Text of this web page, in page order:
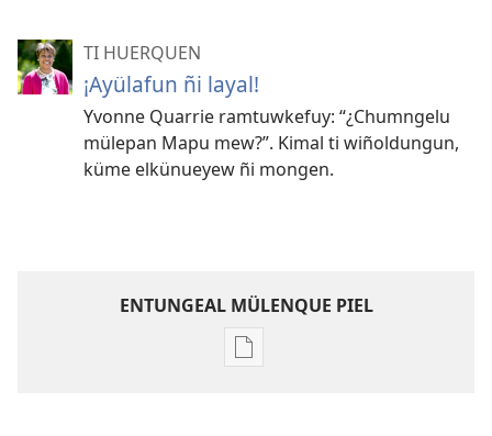
TI HUERQUEN
¡Ayülafun ñi layal!
Yvonne Quarrie ramtuwkefuy: “¿Chumngelu
mülepan Mapu mew?”. Kimal ti wiñoldungun,
küme elkünueyew ñi mongen.
ENTUNGEAL MÜLENQUE PIEL
Chumngechi